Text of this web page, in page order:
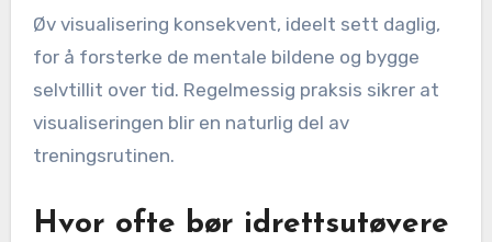
regelmessig.
Etabler spesifikke ytelsesmål for å veilede
visualiseringen. For eksempel kan idrettsutøvere
visualisere å fullføre en perfekt rutine eller